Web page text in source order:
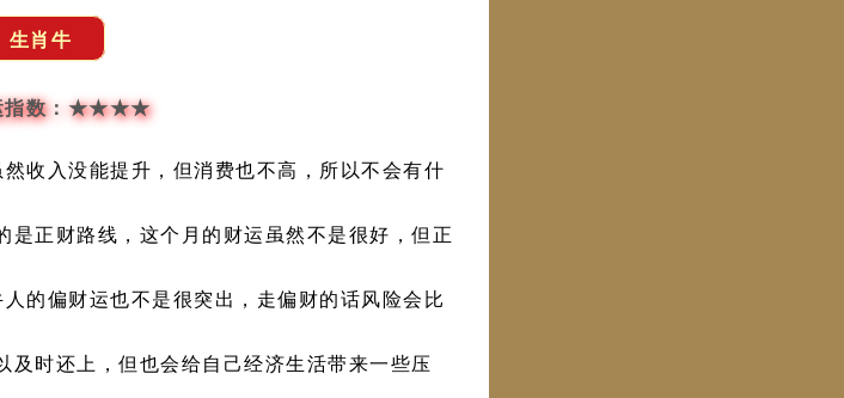
生肖牛
指数：★★★★
收入没能提升，但消费也不高，所以不会有什
是正财路线，这个月的财运虽然不是很好，但正
的偏财运也不是很突出，走偏财的话风险会比
及时还上，但也会给自己经济生活带来一些压